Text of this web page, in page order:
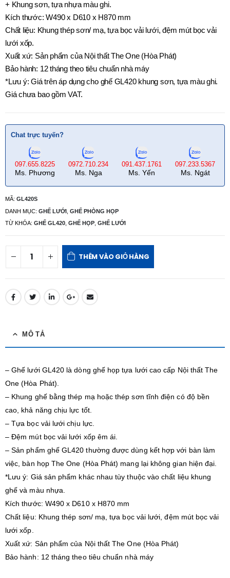
+ Khung sơn, tựa nhựa màu ghi.
Kích thước: W490 x D610 x H870 mm
Chất liệu: Khung thép sơn/ mạ, tựa bọc vải lưới, đệm mút bọc vải
lưới xốp.
Xuất xứ: Sản phẩm của Nội thất The One (Hòa Phát)
Bảo hành: 12 tháng theo tiêu chuẩn nhà máy
*Lưu ý: Giá trên áp dụng cho ghế GL420 khung sơn, tựa màu ghi.
Giá chưa bao gồm VAT.
Chat trực tuyến?
097.655.8225
Ms. Phương
0972.710.234
Ms. Nga
091.437.1761
Ms. Yến
097.233.5367
Ms. Ngát
MÃ: GL420S
DANH MỤC: GHẾ LƯỚI GHẾ PHÒNG HỌP
TỪ KHÓA: GHẾ GL420 GHẾ HỌP GHẾ LƯỚI
THÊM VÀO GIỎ HÀNG
MÔ TẢ
– Ghế lưới GL420 là dòng ghế họp tựa lưới cao cấp Nội thất The
One (Hòa Phát).
– Khung ghế bằng thép mạ hoặc thép sơn tĩnh điện có độ bền
cao, khả năng chịu lực tốt.
– Tựa bọc vải lưới chịu lực.
– Đệm mút bọc vải lưới xốp êm ái.
– Sản phẩm ghế GL420 thường được dùng kết hợp với bàn làm
việc, bàn họp The One (Hòa Phát) mang lại không gian hiện đại.
*Lưu ý: Giá sản phẩm khác nhau tùy thuộc vào chất liệu khung
ghế và màu nhựa.
Kích thước: W490 x D610 x H870 mm
Chất liệu: Khung thép sơn/ mạ, tựa bọc vải lưới, đệm mút bọc vải
lưới xốp.
Xuất xứ: Sản phẩm của Nội thất The One (Hòa Phát)
Bảo hành: 12 tháng theo tiêu chuẩn nhà máy